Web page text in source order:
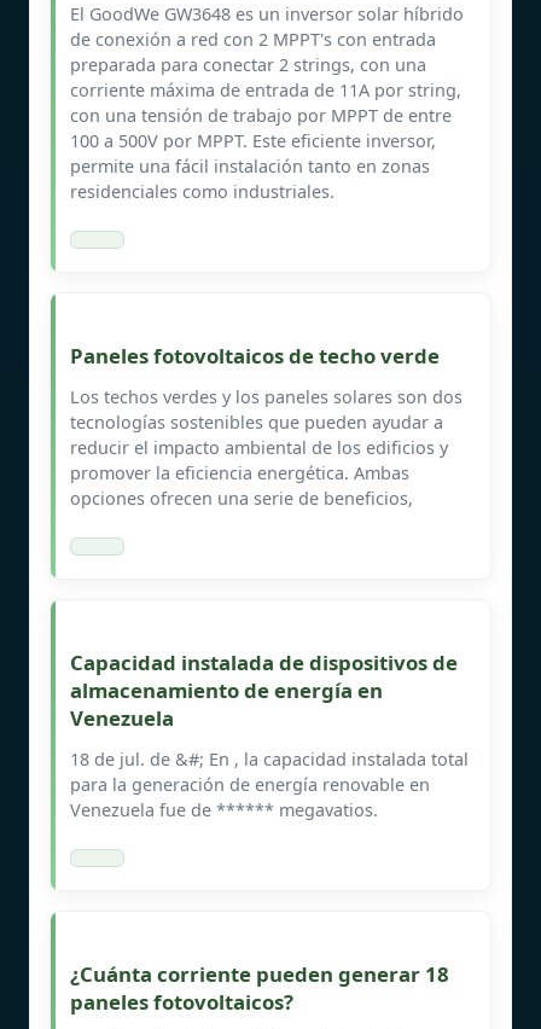
El GoodWe GW3648 es un inversor solar híbrido
de conexión a red con 2 MPPT's con entrada
preparada para conectar 2 strings, con una
corriente máxima de entrada de 11A por string,
con una tensión de trabajo por MPPT de entre
100 a 500V por MPPT. Este eficiente inversor,
permite una fácil instalación tanto en zonas
residenciales como industriales.
Paneles fotovoltaicos de techo verde
Los techos verdes y los paneles solares son dos
tecnologías sostenibles que pueden ayudar a
reducir el impacto ambiental de los edificios y
promover la eficiencia energética. Ambas
opciones ofrecen una serie de beneficios,
Capacidad instalada de dispositivos de
almacenamiento de energía en
Venezuela
18 de jul. de &#; En , la capacidad instalada total
para la generación de energía renovable en
Venezuela fue de ****** megavatios.
¿Cuánta corriente pueden generar 18
paneles fotovoltaicos?